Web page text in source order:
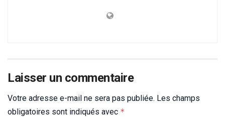
Laisser un commentaire
Votre adresse e-mail ne sera pas publiée. Les champs
obligatoires sont indiqués avec *